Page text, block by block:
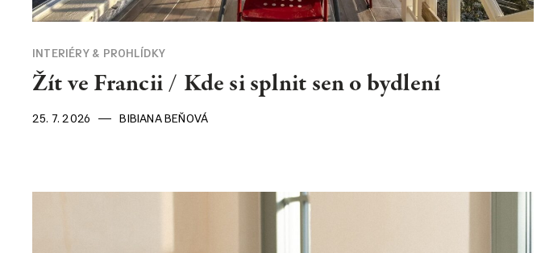
INTERIÉRY & PROHLÍDKY
Žít ve Francii / Kde si splnit sen o bydlení
25. 7. 2026 BIBIANA BEŇOVÁ